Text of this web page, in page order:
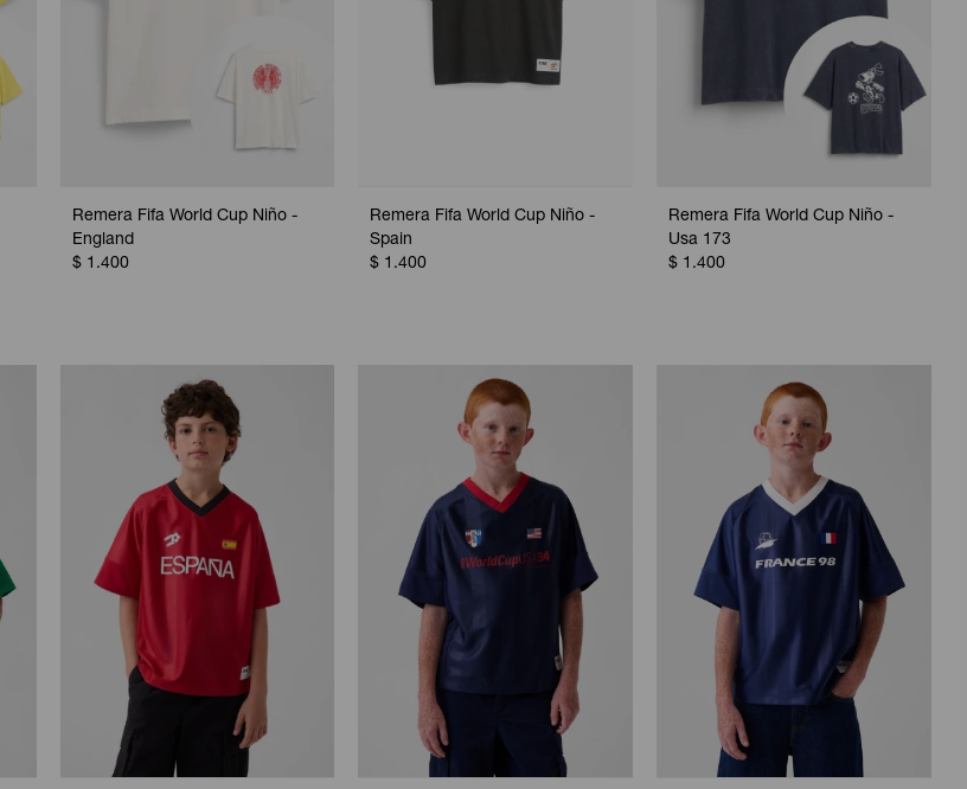
Remera Fifa World Cup Niño -
England
$ 1.400
Remera Fifa World Cup Niño -
Spain
$ 1.400
Remera Fifa World Cup Niño -
Usa 173
$ 1.400